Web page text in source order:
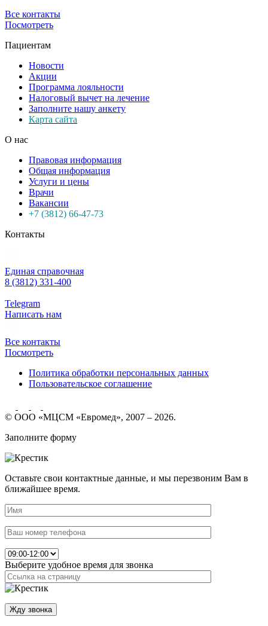
Все контакты
Посмотреть
Пациентам
Новости
Акции
Программа лояльности
Налоговый вычет на лечение
Заполните нашу анкету
Карта сайта
О нас
Правовая информация
Общая информация
Услуги и цены
Врачи
Вакансии
+7 (3812) 66-47-73
Контакты
Единая справочная
8 (3812) 331-400
Telegram
Написать нам
Все контакты
Посмотреть
Политика обработки персональных данных
Пользовательское соглашение
© ООО «МЦСМ «Евромед», 2007 – 2026.
Заполните форму
Оставьте свои контактные данные, и мы перезвоним Вам в
ближайшее время.
Выберите удобное время для звонка